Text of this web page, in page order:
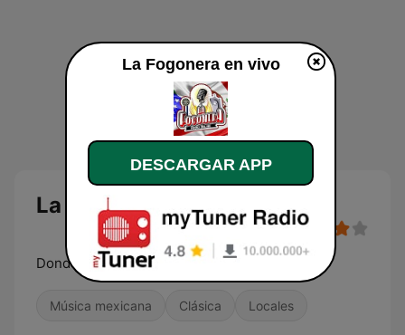
La Fogonera
Donde se Cocina la Mejor Música
Música mexicana Clásica Locales
La Fogonera en vivo
DESCARGAR APP